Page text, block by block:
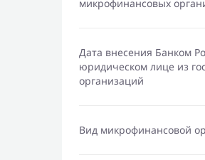
микрофинансовых
Дата внесения Банком
юридическом лице из
организаций
Вид микрофинансовой